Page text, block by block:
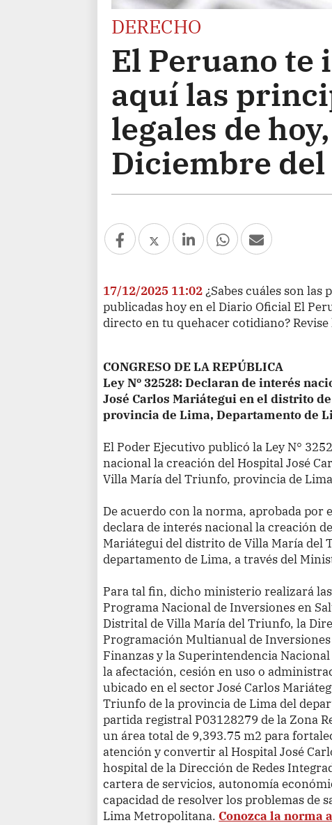
DERECHO
El Peruano
aquí las
legales de
Diciembre del
17/12/2025 11:02¿Sabes cuáles son
publicadas hoy en el Diario Oficial El
directo en tu quehacer cotidiano?
CONGRESO DE LA REPÚBLICA
LeyNº 32528: Declaran de interés
José Carlos Mariátegui en el distrito
provincia de Lima, Departamento de
El Poder Ejecutivo publicó la Ley N°
nacional la creación del Hospital José
Villa María del Triunfo, provincia de
De acuerdo con la norma, aprobada por
declara de interés nacional la creación
Mariátegui del distrito de Villa María del
departamento de Lima, a través del
Para tal fin, dicho ministerio realizará
Programa Nacional de Inversiones en
Distrital de Villa María del Triunfo, la
Programación Multianual de
Finanzas y la Superintendencia Nacional
la afectación, cesión en uso o
ubicado en el sector José Carlos
Triunfo de la provincia de Lima del
partida registral P03128279 de la Zona
un área total de 9,393.75 m2 para
atención y convertir al Hospital José
hospital de la Dirección de Redes
cartera de servicios, autonomía
capacidad de resolver los problemas de
Lima Metropolitana. Conozca la norma